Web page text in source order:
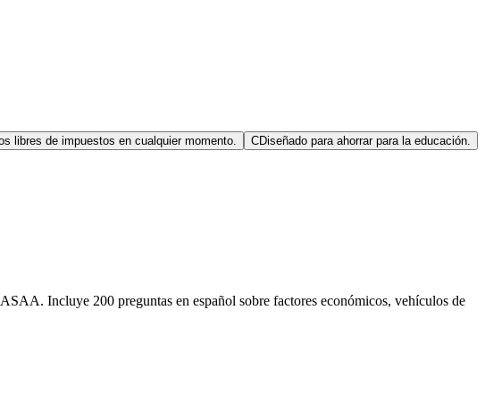
libres de impuestos en cualquier momento. CDiseñado para ahorrar para la educación.
Incluye 200 preguntas en español sobre factores económicos, vehículos de